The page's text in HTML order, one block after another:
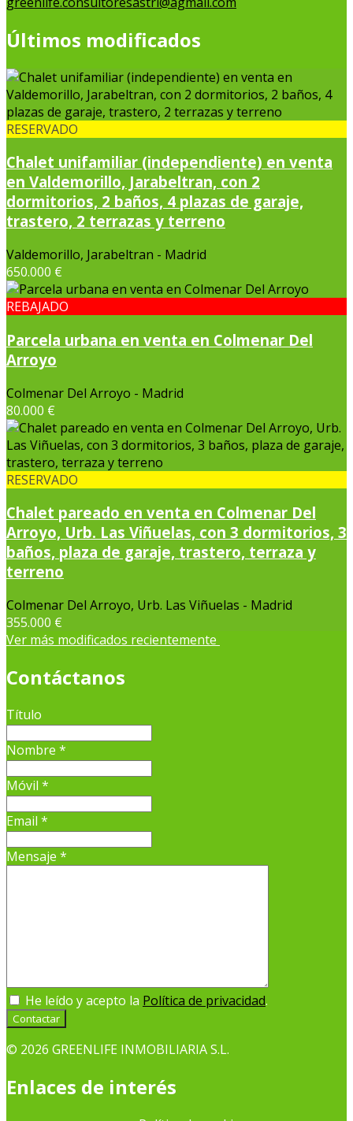
Últimos modificados
RESERVADO
Chalet unifamiliar (independiente) en venta
en Valdemorillo, Jarabeltran, con 2
dormitorios, 2 baños, 4 plazas de garaje,
trastero, 2 terrazas y terreno
Valdemorillo, Jarabeltran - Madrid
650.000 €
REBAJADO
Parcela urbana en venta en Colmenar Del
Arroyo
Colmenar Del Arroyo - Madrid
80.000 €
RESERVADO
Chalet pareado en venta en Colmenar Del
Arroyo, Urb. Las Viñuelas, con 3 dormitorios, 3
baños, plaza de garaje, trastero, terraza y
terreno
Colmenar Del Arroyo, Urb. Las Viñuelas - Madrid
355.000 €
Ver más modificados recientemente
Contáctanos
Título
Nombre *
Móvil *
Email *
Mensaje *
He leído y acepto la Política de privacidad.
Contactar
© 2026 GREENLIFE INMOBILIARIA S.L.
Enlaces de interés